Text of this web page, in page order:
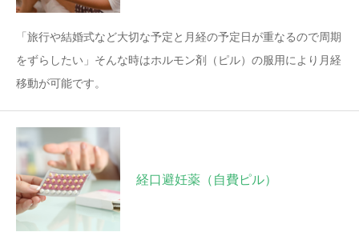
「旅行や結婚式など大切な予定と月経の予定日が重なるので周期
をずらしたい」そんな時はホルモン剤（ピル）の服用により月経
移動が可能です。
経口避妊薬（自費ピル）